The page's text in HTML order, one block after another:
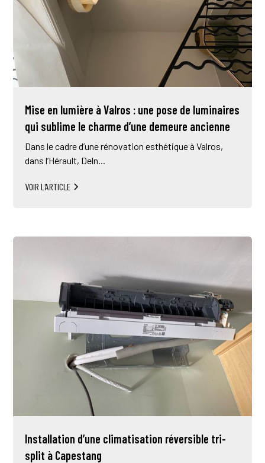
Mise en lumière à Valros : une pose de luminaires
qui sublime le charme d’une demeure ancienne
Dans le cadre d’une rénovation esthétique à Valros,
dans l’Hérault, Deln...
VOIR L'ARTICLE
Installation d’une climatisation réversible tri-
split à Capestang